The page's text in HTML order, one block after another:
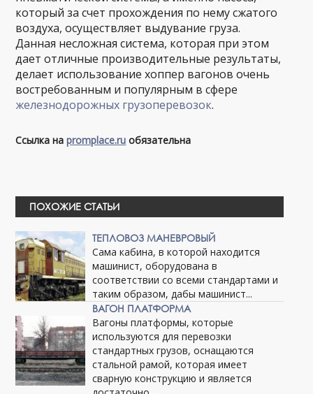
который за счет прохождения по нему сжатого
воздуха, осуществляет выдувание груза.
Данная несложная система, которая при этом
дает отличные производительные результаты,
делает использование хоппер вагонов очень
востребованным и популярным в сфере
железнодорожных грузоперевозок.
Ссылка наpromplace.ru обязательна
ПОХОЖИЕ СТАТЬИ
ТЕПЛОВОЗ МАНЕВРОВЫЙ
Сама кабина, в которой находится
машинист, оборудована в
соответствии со всеми стандартами и
таким образом, дабы машинист...
ВАГОН ПЛАТФОРМА
Вагоны платформы, которые
используются для перевозки
стандартных грузов, оснащаются
стальной рамой, которая имеет
сварную конструкцию и является